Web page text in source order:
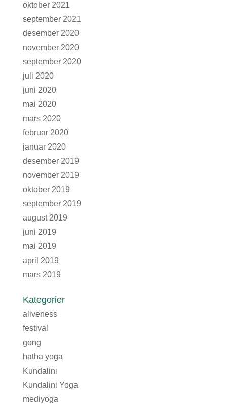
oktober 2021
september 2021
desember 2020
november 2020
september 2020
juli 2020
juni 2020
mai 2020
mars 2020
februar 2020
januar 2020
desember 2019
november 2019
oktober 2019
september 2019
august 2019
juni 2019
mai 2019
april 2019
mars 2019
Kategorier
aliveness
festival
gong
hatha yoga
Kundalini
Kundalini Yoga
mediyoga